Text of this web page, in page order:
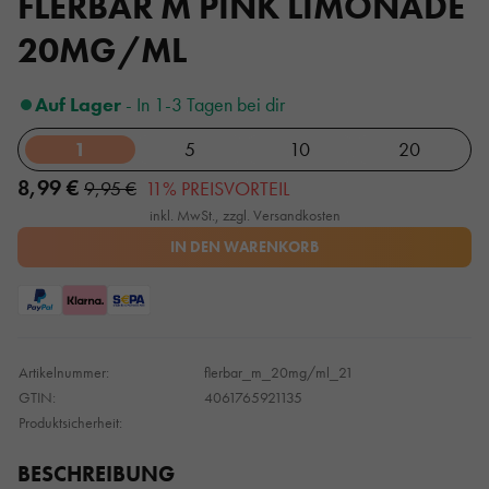
20MG/ML
Auf Lager - In 1-3 Tagen bei dir
1
5 10 20
8,99 € 9,95 € 11% PREISVORTEIL
inkl. MwSt., zzgl. Versandkosten
IN DEN WARENKORB
Artikelnummer:
flerbar_m_20mg/ml_21
GTIN:
4061765921135
Produktsicherheit:
BESCHREIBUNG